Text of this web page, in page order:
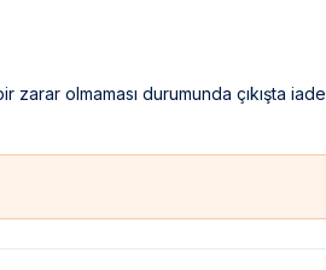
olmaması durumunda çıkışta iade